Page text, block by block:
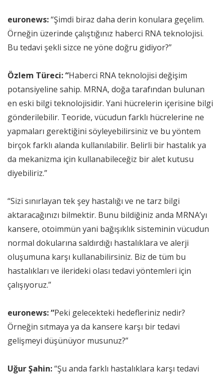
euronews:“Şimdi biraz daha derin konulara geçelim.
Örneğin üzerinde çalıştığınız haberci RNA teknolojisi.
Bu tedavi şekli sizce ne yöne doğru gidiyor?”
Özlem Türeci: “Haberci RNA teknolojisi değişim
potansiyeline sahip. MRNA, doğa tarafından bulunan
en eski bilgi teknolojisidir. Yani hücrelerin içerisine bilgi
gönderilebilir. Teoride, vücudun farklı hücrelerine ne
yapmaları gerektiğini söyleyebilirsiniz ve bu yöntem
birçok farklı alanda kullanılabilir. Belirli bir hastalık ya
da mekanizma için kullanabileceğiz bir alet kutusu
diyebiliriz.”
“Sizi sınırlayan tek şey hastalığı ve ne tarz bilgi
aktaracağınızı bilmektir. Bunu bildiğiniz anda MRNA’yı
kansere, otoimmün yani bağışıklık sisteminin vücudun
normal dokularına saldırdığı hastalıklara ve alerji
oluşumuna karşı kullanabilirsiniz. Biz de tüm bu
hastalıkları ve ilerideki olası tedavi yöntemleri için
çalışıyoruz.”
euronews: “Peki gelecekteki hedefleriniz nedir?
Örneğin sıtmaya ya da kansere karşı bir tedavi
gelişmeyi düşünüyor musunuz?”
Uğur Şahin:“Şu anda farklı hastalıklara karşı tedavi